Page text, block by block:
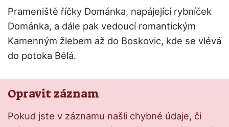
Prameniště říčky Dománka, napájející rybníček
Dománka, a dále pak vedoucí romantickým
Kamenným žlebem až do Boskovic, kde se vlévá
do potoka Bělá.
Opravit záznam
Pokud jste v záznamu našli chybné údaje, či